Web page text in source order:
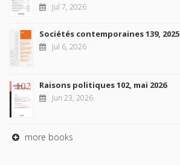
Jul 7, 2026
Sociétés contemporaines 139, 2025
Jul 6, 2026
Raisons politiques 102, mai 2026
Jun 23, 2026
more books